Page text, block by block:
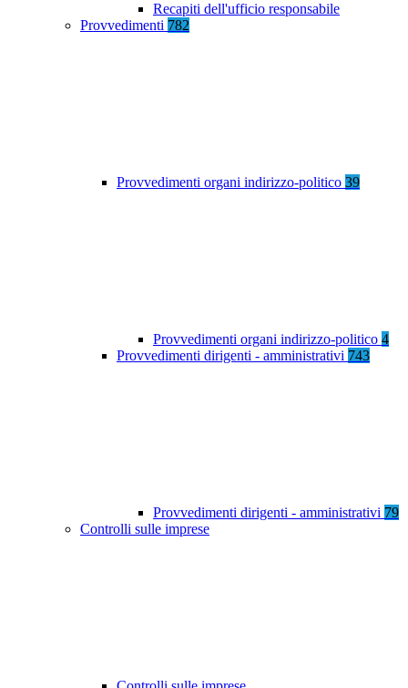
Recapiti dell'ufficio responsabile
Provvedimenti 782
Provvedimenti organi indirizzo-politico 39
Provvedimenti organi indirizzo-politico 4
Provvedimenti dirigenti - amministrativi 743
Provvedimenti dirigenti - amministrativi 79
Controlli sulle imprese